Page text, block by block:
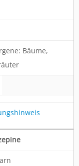
Bäume,